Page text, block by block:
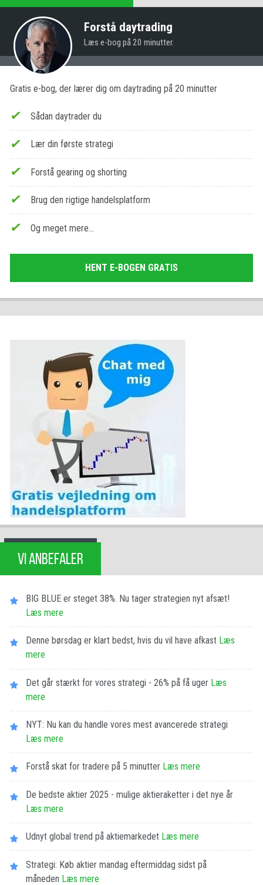
Forstå daytrading
Læs e-bog på 20 minutter.
Gratis e-bog, der lærer dig om daytrading på 20 minutter
Sådan daytrader du
Lær din første strategi
Forstå gearing og shorting
Brug den rigtige handelsplatform
Og meget mere…
HENT E-BOGEN GRATIS
VI ANBEFALER
BIG BLUE er steget 38%. Nu tager strategien nyt afsæt!
Læs mere
Denne børsdag er klart bedst, hvis du vil have afkast Læs
mere
Det går stærkt for vores strategi - 26% på få uger Læs
mere
NYT: Nu kan du handle vores mest avancerede strategi
Læs mere
Forstå skat for tradere på 5 minutter Læs mere
De bedste aktier 2025 - mulige aktieraketter i det nye år
Læs mere
Udnyt global trend på aktiemarkedet Læs mere
Strategi: Køb aktier mandag eftermiddag sidst på
måneden Læs mere